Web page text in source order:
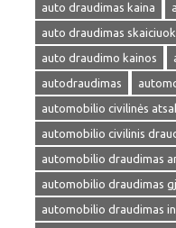
auto draudimas kaina
auto draudimas
auto draudimo kainos
autodraudimas
automobilio civilinės
automobilio civilinis
automobilio draudimas
automobilio draudimas
automobilio draudimas